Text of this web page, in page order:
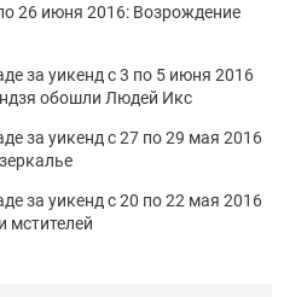
26 июня 2016: Возрождение
за уикенд с 3 по 5 июня 2016
обошли Людей Икс
за уикенд с 27 по 29 мая 2016
за уикенд с 20 по 22 мая 2016
мстителей